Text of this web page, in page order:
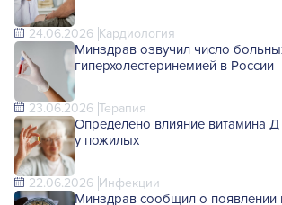
24.06.2026 Кардиология
Минздрав озвучил число
гиперхолестеринемией в России
23.06.2026 Терапия
Определено влияние витамина Д
у пожилых
22.06.2026 Инфекции
Минздрав сообщил о появлении